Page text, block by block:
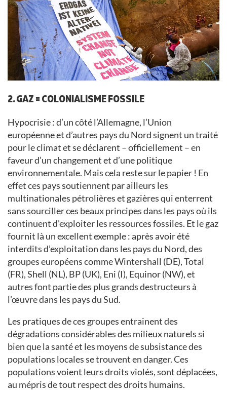
2. GAZ = COLONIALISME FOSSILE
Hypocrisie : d’un côté l’Allemagne, l’Union
européenne et d’autres pays du Nord signent un traité
pour le climat et se déclarent – officiellement – en
faveur d’un changement et d’une politique
environnementale. Mais cela reste sur le papier ! En
effet ces pays soutiennent par ailleurs les
multinationales pétrolières et gazières qui enterrent
sans sourciller ces beaux principes dans les pays où ils
continuent d’exploiter les ressources fossiles. Et le gaz
fournit là un excellent exemple : après avoir été
interdits d’exploitation dans les pays du Nord, des
groupes européens comme Wintershall (DE), Total
(FR), Shell (NL), BP (UK), Eni (I), Equinor (NW), et
autres font partie des plus grands destructeurs à
l’œuvre dans les pays du Sud.
Les pratiques de ces groupes entrainent des
dégradations considérables des milieux naturels si
bien que la santé et les moyens de subsistance des
populations locales se trouvent en danger. Ces
populations voient leurs droits violés, sont déplacées,
au mépris de tout respect des droits humains.